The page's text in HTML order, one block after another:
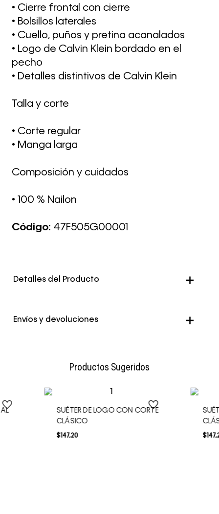
• Cierre frontal con cierre
• Bolsillos laterales
• Cuello, puños y pretina acanalados
• Logo de Calvin Klein bordado en el
pecho
• Detalles distintivos de Calvin Klein
Talla y corte
• Corte regular
• Manga larga
Composición y cuidados
• 100 % Nailon
Código: 47F505G00001
Detalles del Producto
Color Negro
Envíos y devoluciones
Productos Sugeridos
SUÉTER DE LOGO CON CORTE
CLÁSICO
$147,20 $147,